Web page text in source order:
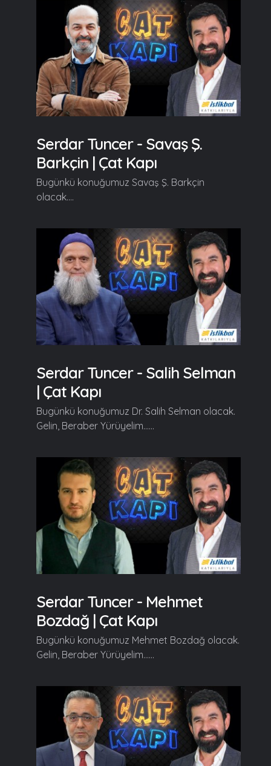
Serdar Tuncer - Savaş Ş.
Barkçin | Çat Kapı
Bugünkü konuğumuz Savaş Ş. Barkçin
olacak....
Serdar Tuncer - Salih Selman
| Çat Kapı
Bugünkü konuğumuz Dr. Salih Selman olacak.
Gelin, Beraber Yürüyelim......
Serdar Tuncer - Mehmet
Bozdağ | Çat Kapı
Bugünkü konuğumuz Mehmet Bozdağ olacak.
Gelin, Beraber Yürüyelim......